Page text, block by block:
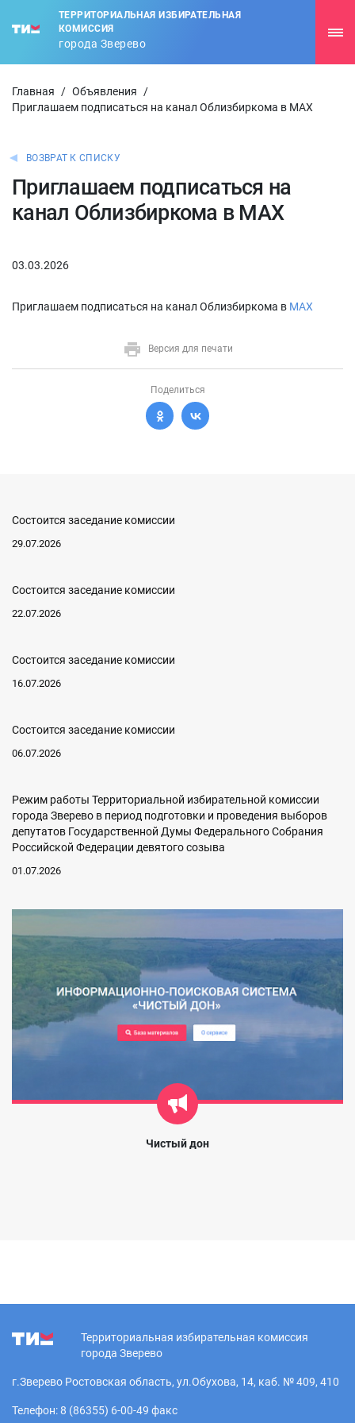
ТЕРРИТОРИАЛЬНАЯ ИЗБИРАТЕЛЬНАЯ
КОМИССИЯ
города Зверево
Главная / Объявления
/
Приглашаем подписаться на канал Облизбиркома в MAX
ВОЗВРАТ К СПИСКУ
Приглашаем подписаться на
канал Облизбиркома в MAX
03.03.2026
Приглашаем подписаться на канал Облизбиркома в MAX
Версия для печати
Поделиться
Состоится заседание комиссии
29.07.2026
Состоится заседание комиссии
22.07.2026
Состоится заседание комиссии
16.07.2026
Состоится заседание комиссии
06.07.2026
Режим работы Территориальной избирательной комиссии
города Зверево в период подготовки и проведения выборов
депутатов Государственной Думы Федерального Собрания
Российской Федерации девятого созыва
01.07.2026
Чистый дон
Территориальная избирательная комиссия
города Зверево
г.Зверево Ростовская область, ул.Обухова, 14, каб. № 409, 410
Телефон: 8 (86355) 6-00-49 факс